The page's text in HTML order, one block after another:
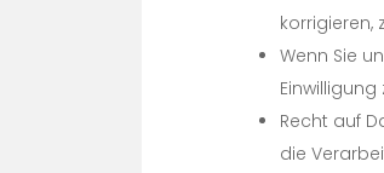
korrigieren,
Wenn Sie
Recht auf
die